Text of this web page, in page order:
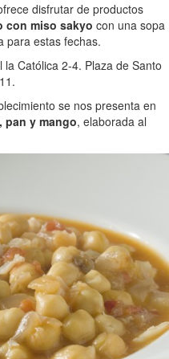
disfrutar de productos
con miso sakyo con una sopa
para estas fechas.
la Católica 2-4. Plaza de Santo
se nos presenta en
pan y mango, elaborada al